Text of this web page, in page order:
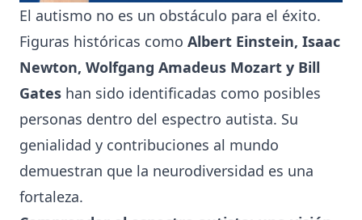
El autismo no es un obstáculo para el éxito.
Figuras históricas como Albert Einstein, Isaac
Newton, Wolfgang Amadeus Mozart y Bill
Gates han sido identificadas como posibles
personas dentro del espectro autista. Su
genialidad y contribuciones al mundo
demuestran que la neurodiversidad es una
fortaleza.